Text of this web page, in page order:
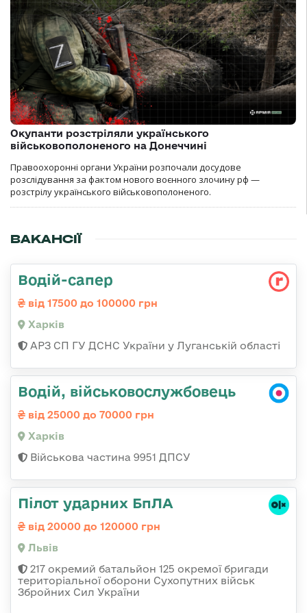
Окупанти розстріляли українського
військовополоненого на Донеччині
Правоохоронні органи України розпочали досудове
розслідування за фактом нового воєнного злочину рф —
розстрілу українського військовополоненого.
ВАКАНСІЇ
Водій-сапер
від 17500 до 100000 грн
Харків
АРЗ СП ГУ ДСНС України у Луганській області
Водій, військовослужбовець
від 25000 до 70000 грн
Харків
Військова частина 9951 ДПСУ
Пілот ударних БпЛА
від 20000 до 120000 грн
Львів
217 окремий батальйон 125 окремої бригади
територіальної оборони Сухопутних військ
Збройних Сил України